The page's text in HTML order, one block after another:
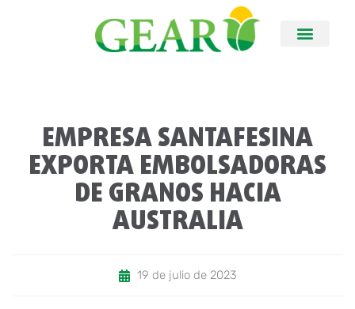
EMPRESA SANTAFESINA
EXPORTA EMBOLSADORAS
DE GRANOS HACIA
AUSTRALIA
19 de julio de 2023